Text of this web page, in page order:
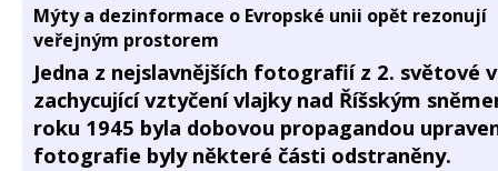
Mýty a dezinformace o Evropské unii opět rezonují
veřejným prostorem
Jedna z nejslavnějších fotografií z 2. světové
zachycující vztyčení vlajky nad Říšským
roku 1945 byla dobovou propagandou
fotografie byly některé části odstraněny.